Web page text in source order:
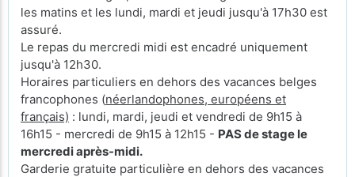
les matins et les lundi, mardi et jeudi jusqu'à 17h30 est
assuré.
Le repas du mercredi midi est encadré uniquement
jusqu'à 12h30.
Horaires particuliers en dehors des vacances belges
francophones (néerlandophones, européens et
français) : lundi, mardi, jeudi et vendredi de 9h15 à
16h15 - mercredi de 9h15 à 12h15 - PAS de stage le
mercredi après-midi.
Garderie gratuite particulière en dehors des vacances